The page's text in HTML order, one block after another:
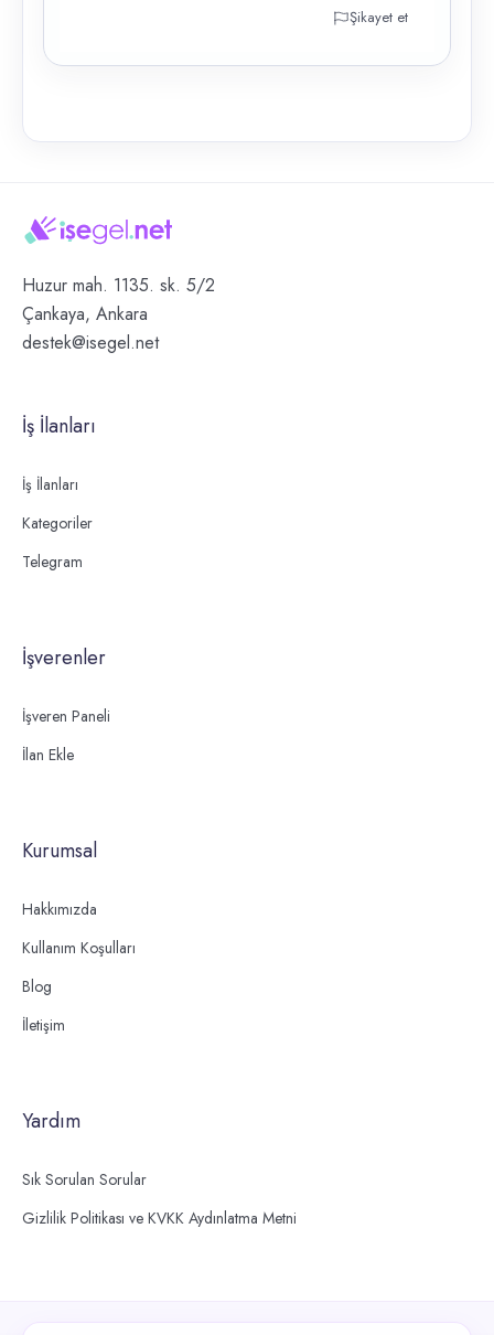
Şikayet et
Huzur mah. 1135. sk. 5/2
Çankaya, Ankara
destek@isegel.net
İş İlanları
İş İlanları
Kategoriler
Telegram
İşverenler
İşveren Paneli
İlan Ekle
Kurumsal
Hakkımızda
Kullanım Koşulları
Blog
İletişim
Yardım
Sık Sorulan Sorular
Gizlilik Politikası ve KVKK Aydınlatma Metni